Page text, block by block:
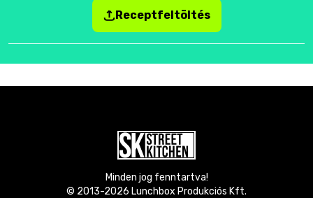
Receptfeltöltés
Minden jog fenntartva!
© 2013-2026 Lunchbox Produkciós Kft.